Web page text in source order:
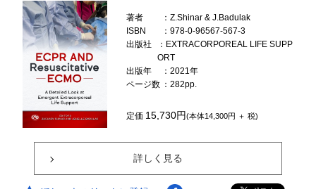
著者
：Z.Shinar & J.Badulak
ISBN
：978-0-96567-567-3
出版社
：EXTRACORPOREAL LIFE SUPP
ORT
出版年
：2021年
ページ数 ：282pp.
定価 15,730円(本体14,300円 ＋ 税)
詳しく見る